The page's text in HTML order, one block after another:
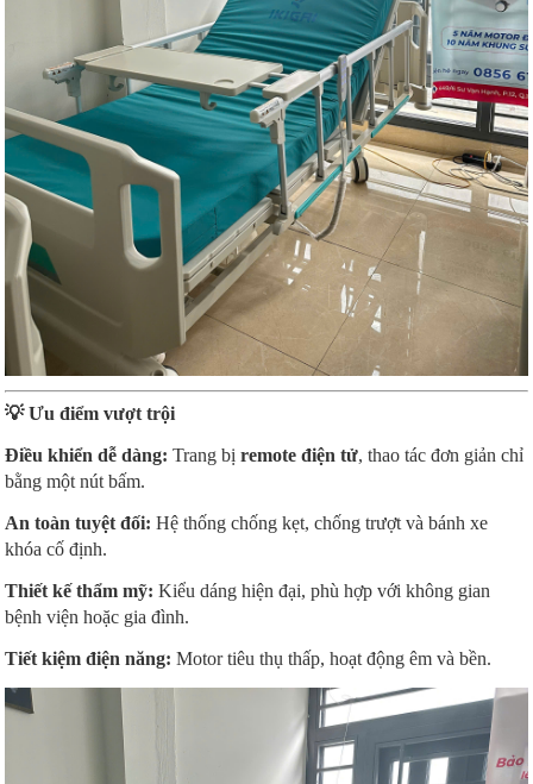
💡Ưu điểm vượt trội
Điều khiển dễ dàng: Trang bịremote điện tử, thao tác đơn giản chỉ
bằng một nút bấm.
An toàn tuyệt đối: Hệ thống chống kẹt, chống trượt và bánh xe
khóa cố định.
Thiết kế thẩm mỹ: Kiểu dáng hiện đại, phù hợp với không gian
bệnh viện hoặc gia đình.
Tiết kiệm điện năng: Motor tiêu thụ thấp, hoạt động êm và bền.